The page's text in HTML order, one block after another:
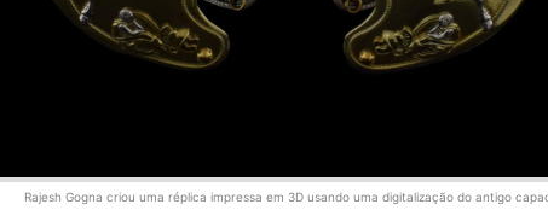
Rajesh Gogna criou uma réplica impressa em 3D usando uma digitalização do antigo